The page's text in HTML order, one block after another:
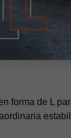
forma de L